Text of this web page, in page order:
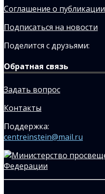
Соглашение о публикации
Подписаться на новости
Поделится с друзьями:
Обратная связь
Задать вопрос
Контакты
Поддержка:
centreinstein@mail.ru